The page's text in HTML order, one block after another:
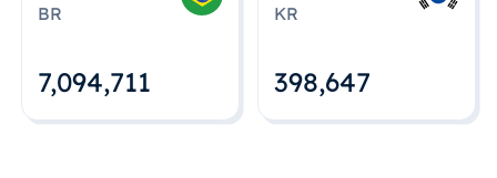
BR
7,094,712
KR
398,648